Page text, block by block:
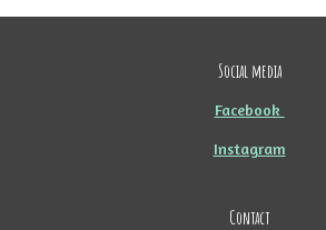
Social media
Facebook
Instagram
Contact